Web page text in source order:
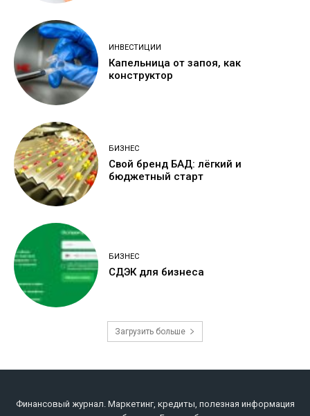
ИНВЕСТИЦИИ
Капельница от запоя, как
конструктор
БИЗНЕС
Свой бренд БАД: лёгкий и
бюджетный старт
БИЗНЕС
СДЭК для бизнеса
Загрузить больше
Финансовый журнал. Маркетинг, кредиты, полезная информация